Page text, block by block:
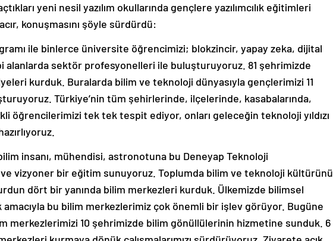
yeni nesil yazılım okullarında gençlere yazılımcılık eğitimleri
konuşmasını şöyle sürdürdü:
ile binlerce üniversite öğrencimizi; blokzincir, yapay zeka, dijital
alanlarda sektör profesyonelleri ile buluşturuyoruz. 81 şehrimizde
kurduk. Buralarda bilim ve teknoloji dünyasıyla gençlerimizi 11
Türkiye’nin tüm şehirlerinde, ilçelerinde, kasabalarında,
öğrencilerimizi tek tek tespit ediyor, onları geleceğin teknoloji yıldızı
insanı, mühendisi, astronotuna bu Deneyap Teknoloji
vizyoner bir eğitim sunuyoruz. Toplumda bilim ve teknoloji kültürünü
dört bir yanında bilim merkezleri kurduk. Ülkemizde bilimsel
amacıyla bu bilim merkezlerimiz çok önemli bir işlev görüyor. Bugüne
merkezlerimizi 10 şehrimizde bilim gönüllülerinin hizmetine sunduk. 6